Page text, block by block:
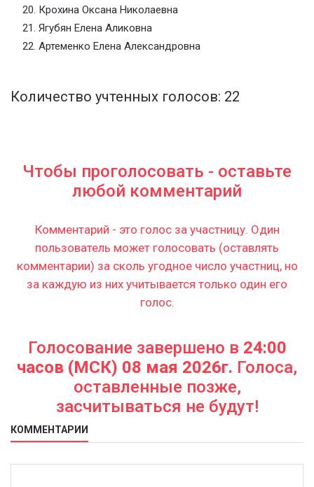
Крохина Оксана Николаевна
Ягубян Елена Аликовна
Артеменко Елена Александровна
Количество учтенных голосов: 22
Чтобы проголосовать - оставьте
любой комментарий
Комментарий - это голос за участницу. Один
пользователь может голосовать (оставлять
комментарии) за сколь угодное число участниц, но
за каждую из них учитывается только один его
голос.
Голосование завершено в 24:00
часов (МСК) 08 мая 2026г. Голоса,
оставленные позже,
засчитываться не будут!
КОММЕНТАРИИ